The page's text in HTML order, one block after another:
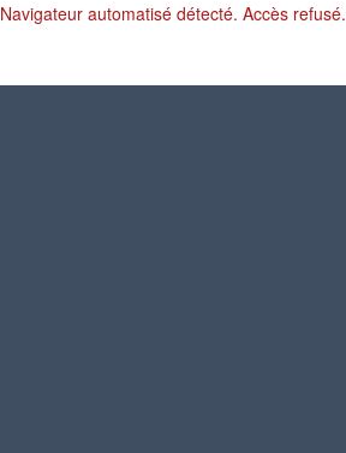
Navigateur automatisé détecté. Accès refusé.